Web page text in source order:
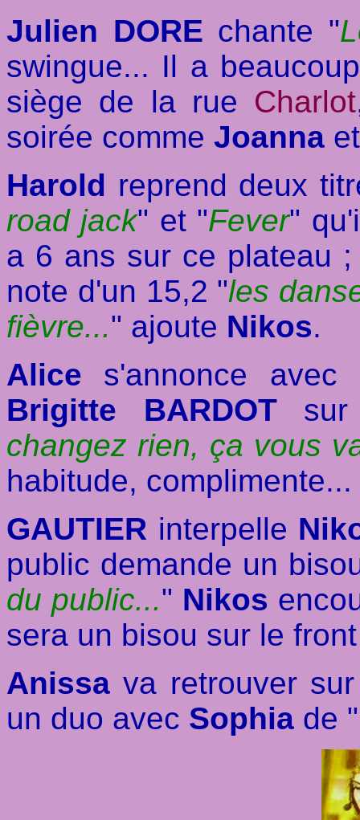
Julien DORE chante "
swingue... Il a
siège de la rue Charlot
soirée comme Joanna
Harold reprend deux
road jack" et "Fever"
a 6 ans sur ce plateau
note d'un 15,2 "les
fièvre..." ajoute Nikos.
Alice s'annonce
Brigitte BARDOTsur
changez rien, ça vous
habitude, complimente...
GAUTIER interpelle
public demande un
du public..." Nikos
sera un bisou sur le
Anissa va retrouver
un duo avec Sophia de "